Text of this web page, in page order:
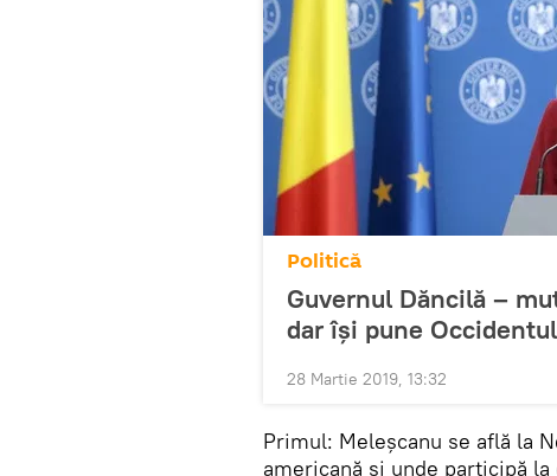
Politică
Guvernul Dăncilă –
dar își pune
28 Martie 2019, 13:32
Primul: Meleșcanu se află la
americană și unde participă